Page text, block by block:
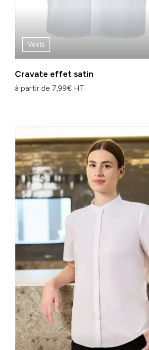
Velilla
Cravate effet satin
à partir de 7,99€ HT